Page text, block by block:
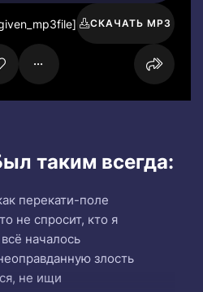
СКАЧАТЬ MP3
таким всегда:
перекати-поле
не спросит, кто я
началось
злость
не ищи